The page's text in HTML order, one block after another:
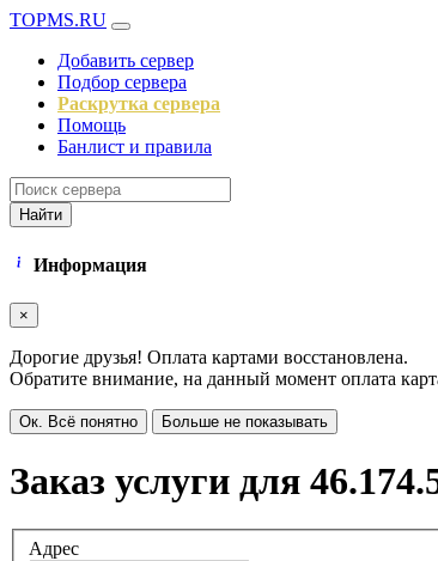
TOPMS.RU
Добавить сервер
Подбор сервера
Раскрутка сервера
Помощь
Банлист и правила
Найти
Информация
×
Дорогие друзья! Оплата картами восстановлена.
Обратите внимание, на данный момент оплата
Ок. Всё понятно Больше не показывать
Заказ услуги для
Адрес